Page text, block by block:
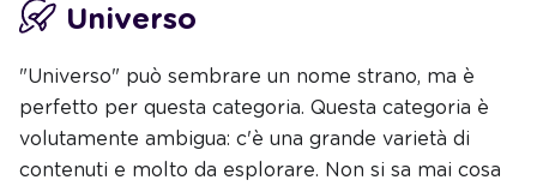
Universo
"Universo" può sembrare un nome strano, ma è
perfetto per questa categoria. Questa categoria è
volutamente ambigua: c'è una grande varietà di
contenuti e molto da esplorare. Non si sa mai cosa